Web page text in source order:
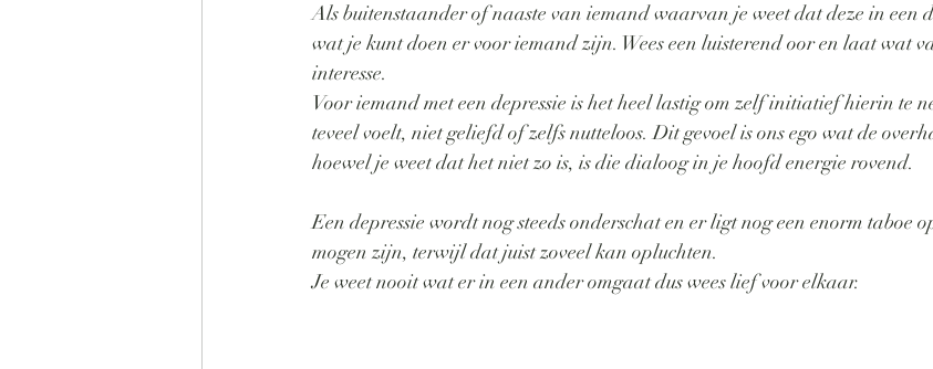
Als buitenstaander of naaste van iemand waarvan je weet dat deze in een
wat je kunt doen er voor iemand zijn. Wees een luisterend oor en laat wat
interesse.
Voor iemand met een depressie is het heel lastig om zelf initiatief hierin te
teveel voelt, niet geliefd of zelfs nutteloos. Dit gevoel is ons ego wat de
hoewel je weet dat het niet zo is, is die dialoog in je hoofd energie rovend.
Een depressie wordt nog steeds onderschat en er ligt nog een enorm taboe
mogen zijn, terwijl dat juist zoveel kan opluchten.
Je weet nooit wat er in een ander omgaat dus wees lief voor elkaar.